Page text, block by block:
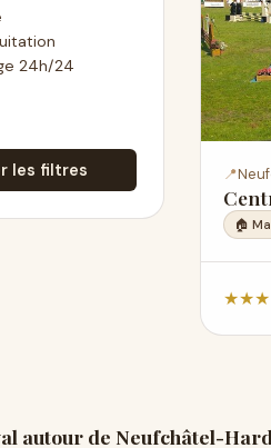
24h/24
les filtres 📍
🏠
★★★
autour de Neufchâtel-